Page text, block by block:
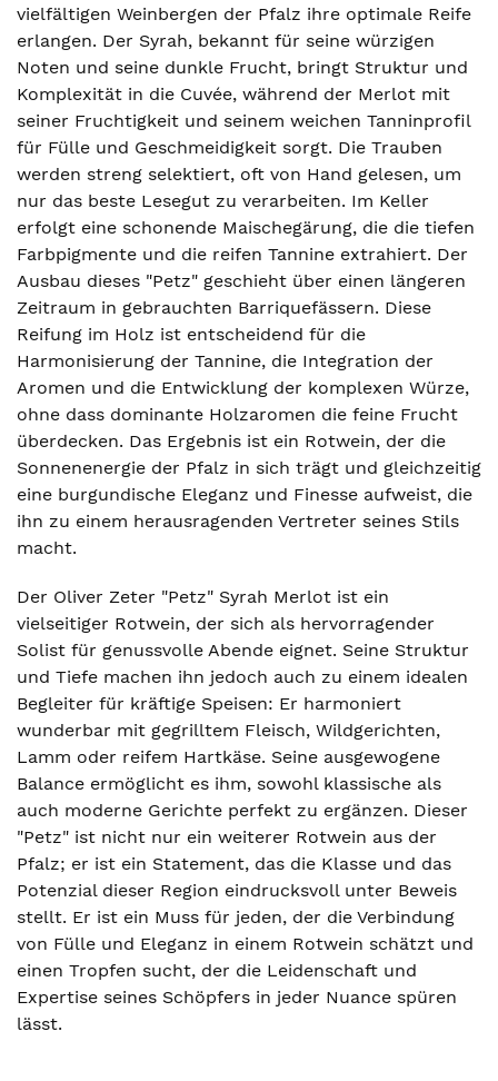
vielfältigen Weinbergen der Pfalz ihre optimale Reife
erlangen. Der Syrah, bekannt für seine würzigen
Noten und seine dunkle Frucht, bringt Struktur und
Komplexität in die Cuvée, während der Merlot mit
seiner Fruchtigkeit und seinem weichen Tanninprofil
für Fülle und Geschmeidigkeit sorgt. Die Trauben
werden streng selektiert, oft von Hand gelesen, um
nur das beste Lesegut zu verarbeiten. Im Keller
erfolgt eine schonende Maischegärung, die die tiefen
Farbpigmente und die reifen Tannine extrahiert. Der
Ausbau dieses "Petz" geschieht über einen längeren
Zeitraum in gebrauchten Barriquefässern. Diese
Reifung im Holz ist entscheidend für die
Harmonisierung der Tannine, die Integration der
Aromen und die Entwicklung der komplexen Würze,
ohne dass dominante Holzaromen die feine Frucht
überdecken. Das Ergebnis ist ein Rotwein, der die
Sonnenenergie der Pfalz in sich trägt und gleichzeitig
eine burgundische Eleganz und Finesse aufweist, die
ihn zu einem herausragenden Vertreter seines Stils
macht.
Der Oliver Zeter "Petz" Syrah Merlot ist ein
vielseitiger Rotwein, der sich als hervorragender
Solist für genussvolle Abende eignet. Seine Struktur
und Tiefe machen ihn jedoch auch zu einem idealen
Begleiter für kräftige Speisen: Er harmoniert
wunderbar mit gegrilltem Fleisch, Wildgerichten,
Lamm oder reifem Hartkäse. Seine ausgewogene
Balance ermöglicht es ihm, sowohl klassische als
auch moderne Gerichte perfekt zu ergänzen. Dieser
"Petz" ist nicht nur ein weiterer Rotwein aus der
Pfalz; er ist ein Statement, das die Klasse und das
Potenzial dieser Region eindrucksvoll unter Beweis
stellt. Er ist ein Muss für jeden, der die Verbindung
von Fülle und Eleganz in einem Rotwein schätzt und
einen Tropfen sucht, der die Leidenschaft und
Expertise seines Schöpfers in jeder Nuance spüren
lässt.